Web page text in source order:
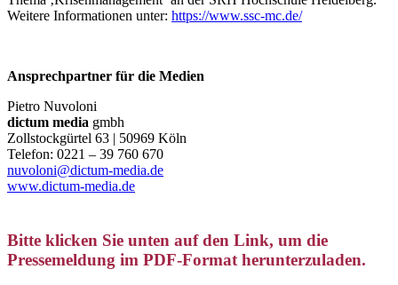
Weitere Informationen unter: https://www.ssc-mc.de/
Ansprechpartner für die Medien
Pietro Nuvoloni
dictum media gmbh
Zollstockgürtel 63 | 50969 Köln
Telefon: 0221 – 39 760 670
nuvoloni@dictum-media.de
www.dictum-media.de
Bitte klicken Sie unten auf den Link, um die
Pressemeldung im PDF-Format herunterzuladen.